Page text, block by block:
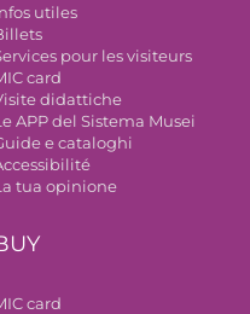
utiles
pour les visiteurs
card
didattiche
APP del Sistema Musei
e cataloghi
tua opinione
card